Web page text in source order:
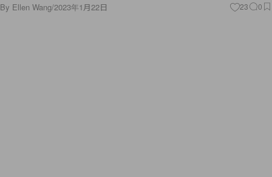
By Ellen Wang/2023年1月22日 23 0